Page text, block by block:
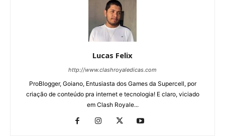
Lucas Felix
http://www.clashroyaledicas.com
ProBlogger, Goiano, Entusiasta dos Games da Supercell, por
criação de conteúdo pra internet e tecnologia! E claro, viciado
em Clash Royale...